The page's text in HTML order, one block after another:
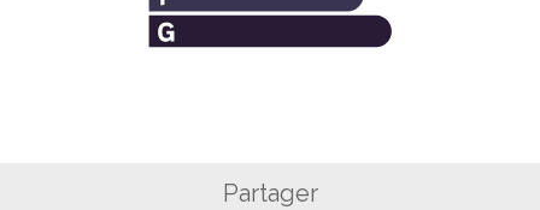
Partager